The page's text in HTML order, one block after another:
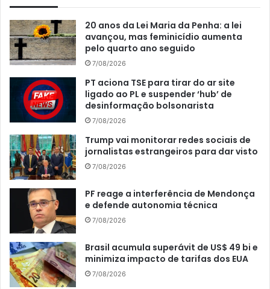
20 anos da Lei Maria da Penha: a lei
avançou, mas feminicídio aumenta
pelo quarto ano seguido
7/08/2026
PT aciona TSE para tirar do ar site
ligado ao PL e suspender ‘hub’ de
desinformação bolsonarista
7/08/2026
Trump vai monitorar redes sociais de
jornalistas estrangeiros para dar visto
7/08/2026
PF reage a interferência de Mendonça
e defende autonomia técnica
7/08/2026
Brasil acumula superávit de US$ 49 bi e
minimiza impacto de tarifas dos EUA
7/08/2026